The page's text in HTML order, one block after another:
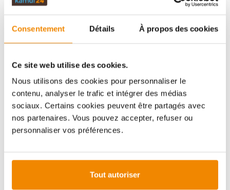
Consentement Détails À propos des cookies
Ce site web utilise des cookies.
Nous utilisons des cookies pour personnaliser le
contenu, analyser le trafic et intégrer des médias
sociaux. Certains cookies peuvent être partagés avec
nos partenaires. Vous pouvez accepter, refuser ou
personnaliser vos préférences.
Tout autoriser
et de cheminées:
Aboubakar Fofana vous conseille volontiers sur le
Vous avez des questions sur nos produits? N'hésitez
E-mail :
[email protected]
Téléphone :